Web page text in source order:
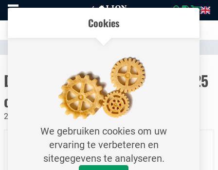
Naar
homepage
Transparante communicatie over kosten en verzendstatus
Danfoss / Axiale Piston pomp / 25
cc/rev - LR R 025C / Draad SAE
25 cc/rev - LR R 025C
Cookies
We gebruiken cookies om uw
ervaring te verbeteren en
sitegegevens te analyseren.